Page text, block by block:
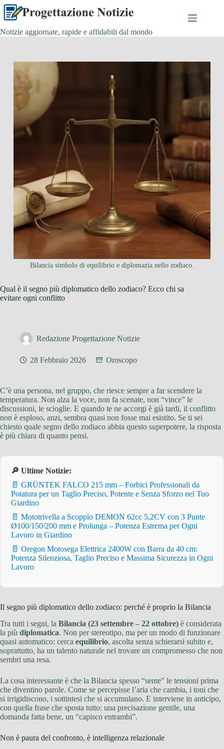
Salta
contenuto
Notizie aggiornate, rapide e affidabili dal mondo
Bilancia simbolo di equilibrio e diplomazia nello zodiaco.
Qual è il segno più diplomatico dello zodiaco? Ecco chi sa
evitare ogni conflitto
Redazione Progettazione Notizie
28 Febbraio 2026 Oroscopo
C’è una persona, nel gruppo, che riesce sempre a far scendere la
temperatura. Non alza la voce, non fa scenate, non “vince” le
discussioni, le scioglie. E quando te ne accorgi è già tardi, il conflitto
non è esploso, anzi, sembra quasi non fosse mai esistito. Se ti sei
chiesto quale segno dello zodiaco abbia questo superpotere, la risposta
è più chiara di quanto pensi.
🔎 Ultime Notizie:
📄 GRÜNTEK FALCO 215 mm – Forbici Professionali da
Potatura per un Taglio Preciso, Potente e Senza Sforzo nel Tuo
Giardino
📄 Mototrivella a Scoppio DEMON 62cc 5,2CV con 3 Punte
Ø100/150/200 mm e Prolunga – Potenza Estrema per Ogni
Lavoro in Giardino
📄 Oregon Motosega Elettrica 2400W con Barra da 40 cm:
Potenza Silenziosa, Taglio Preciso e Massima Sicurezza in Ogni
Lavoro
Il segno più diplomatico dello zodiaco: perché è proprio la Bilancia
Tra tutti i segni, la Bilancia (23 settembre – 22 ottobre) è considerata
la più diplomatica. Non per stereotipo, ma per un modo di funzionare
quasi automatico: cerca equilibrio, ascolta senza schierarsi subito e,
soprattutto, ha un talento naturale nel trovare un compromesso che non
sembri una resa.
La cosa interessante è che la Bilancia spesso “sente” le tensioni prima
che diventino parole. Come se percepisse l’aria che cambia, i toni che
si irrigidiscono, i sottintesi che si accumulano. E interviene in anticipo,
con quella frase che sposta tutto: una precisazione gentile, una
domanda fatta bene, un “capisco entrambi”.
Non è paura del confronto, è intelligenza relazionale